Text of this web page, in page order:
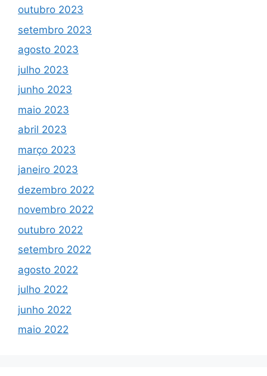
outubro 2023
setembro 2023
agosto 2023
julho 2023
junho 2023
maio 2023
abril 2023
março 2023
janeiro 2023
dezembro 2022
novembro 2022
outubro 2022
setembro 2022
agosto 2022
julho 2022
junho 2022
maio 2022